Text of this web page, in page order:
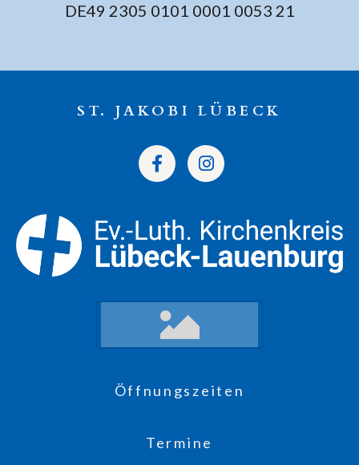
DE49 2305 0101 0001 0053 21
ST. JAKOBI LÜBECK
Öffnungszeiten
Termine